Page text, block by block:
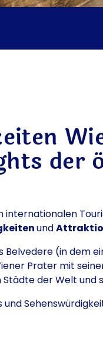
der
und
Belvedere (in dem
Prater mit
der Welt und